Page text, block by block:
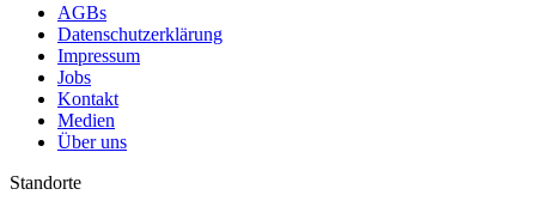
AGBs
Datenschutzerklärung
Impressum
Jobs
Kontakt
Medien
Über uns
Standorte